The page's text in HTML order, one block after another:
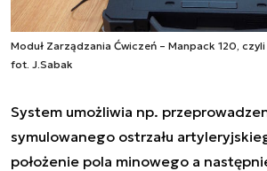
Moduł Zarządzania Ćwiczeń – Manpack 120,
fot. J.Sabak
System umożliwia np.
symulowanego ostrzału
położenie pola minowego a